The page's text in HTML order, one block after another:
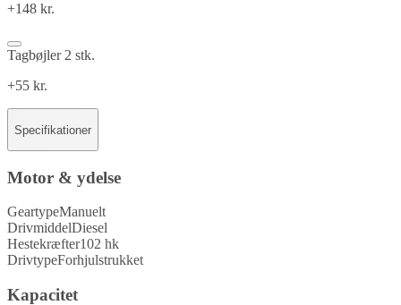
+148 kr.
Tagbøjler 2 stk.
+55 kr.
Specifikationer
Motor & ydelse
GeartypeManuelt
DrivmiddelDiesel
Hestekræfter102 hk
DrivtypeForhjulstrukket
Kapacitet